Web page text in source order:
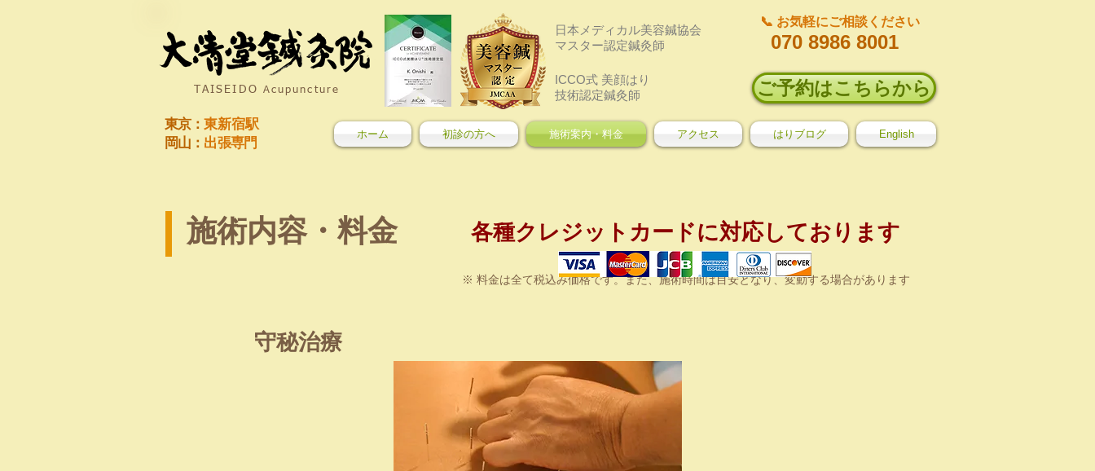
TAISEIDO Acupuncture
日本メディカル美容鍼協会
​マスター認定鍼灸師
ICCO式 美顔はり
​技術認定鍼灸師
📞 お気軽にご相談ください
070 8986 8001
ご予約はこちらから
東京：東新宿駅
岡山： 出張専門
ホーム 初診の方へ 施術案内・料金 アクセス はりブログ English
各種クレジットカードに対応しております
​※ 料金は全て税込み価格です。また、施術時間は目安となり、変動する場合があります
施術内容・料金
守秘治療